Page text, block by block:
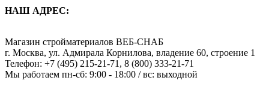
НАШ АДРЕС:
Магазин стройматериалов ВЕБ-СНАБ
г. Москва, ул. Адмирала Корнилова, владение 60, строение 1
Телефон: +7 (495) 215-21-71 , 8 (800) 333-21-71
Мы работаем пн-сб: 9:00 - 18:00 / вс: выходной